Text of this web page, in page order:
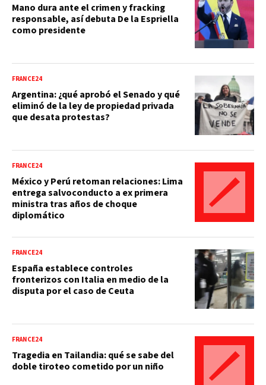
Mano dura ante el crimen y fracking
responsable, así debuta De la Espriella
como presidente
FRANCE24
Argentina: ¿qué aprobó el Senado y qué
eliminó de la ley de propiedad privada
que desata protestas?
FRANCE24
México y Perú retoman relaciones: Lima
entrega salvoconducto a ex primera
ministra tras años de choque
diplomático
FRANCE24
España establece controles
fronterizos con Italia en medio de la
disputa por el caso de Ceuta
FRANCE24
Tragedia en Tailandia: qué se sabe del
doble tiroteo cometido por un niño